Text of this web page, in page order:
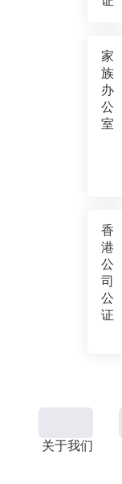
家
族
办
公
室
香
港
公
司
公
证
关于我们